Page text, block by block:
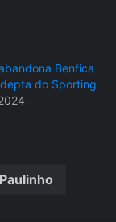
Benfica
do Sporting
Paulinho